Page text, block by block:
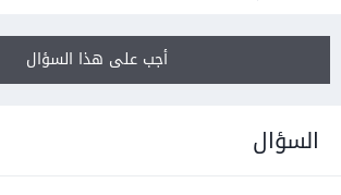
أجب على هذا السؤال
السؤال